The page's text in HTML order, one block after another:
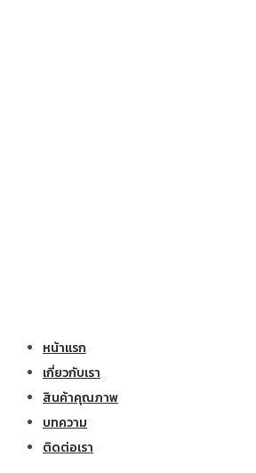
หน้าแรก
เกี่ยวกับเรา
สินค้าคุณภาพ
บทความ
ติดต่อเรา